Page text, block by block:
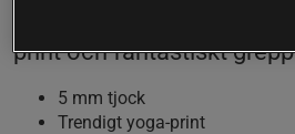
print och fantastiskt
5 mm tjock
Trendigt yoga-print